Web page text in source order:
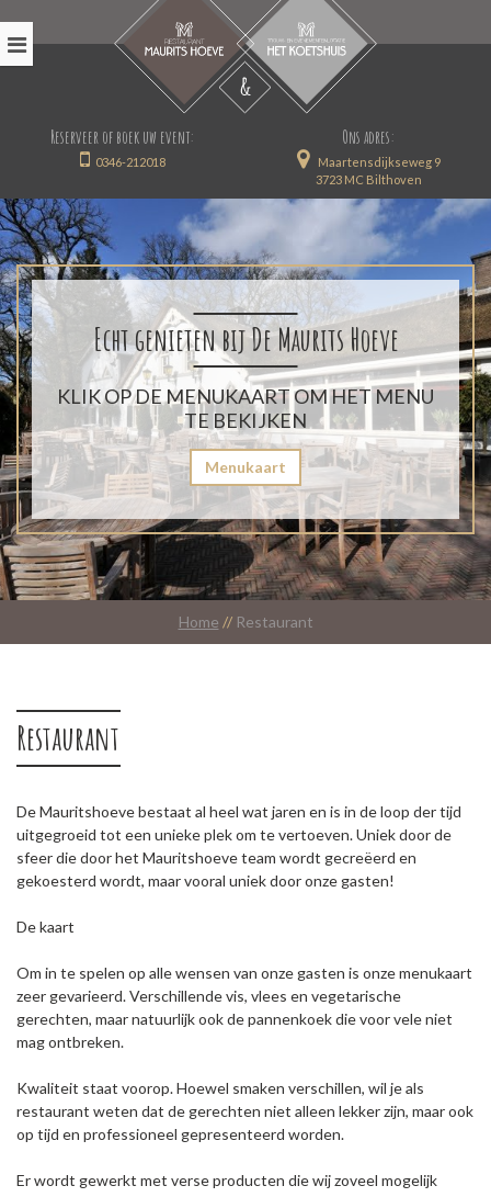
Reserveer of boek uw event:
0346-212018
Ons adres:
Maartensdijkseweg 9
3723 MC Bilthoven
Echt genieten bij De Maurits Hoeve
KLIK OP DE MENUKAART OM HET MENU
TE BEKIJKEN
Menukaart
Home // Restaurant
Restaurant
De Mauritshoeve bestaat al heel wat jaren en is in de loop der tijd
uitgegroeid tot een unieke plek om te vertoeven. Uniek door de
sfeer die door het Mauritshoeve team wordt gecreëerd en
gekoesterd wordt, maar vooral uniek door onze gasten!
De kaart
Om in te spelen op alle wensen van onze gasten is onze menukaart
zeer gevarieerd. Verschillende vis, vlees en vegetarische
gerechten, maar natuurlijk ook de pannenkoek die voor vele niet
mag ontbreken.
Kwaliteit staat voorop. Hoewel smaken verschillen, wil je als
restaurant weten dat de gerechten niet alleen lekker zijn, maar ook
op tijd en professioneel gepresenteerd worden.
Er wordt gewerkt met verse producten die wij zoveel mogelijk